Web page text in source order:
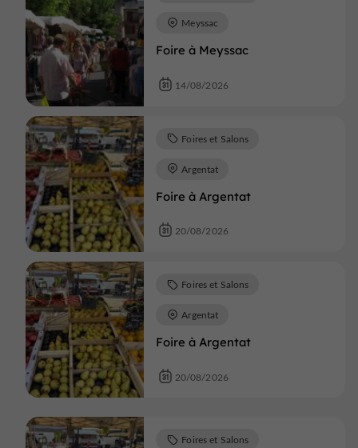
Foire à Meyssac
Meyssac
14/08/2026
Foire à Argentat
Foires et Salons
Argentat
20/08/2026
Foire à Argentat
Foires et Salons
Argentat
20/08/2026
Foires et Salons